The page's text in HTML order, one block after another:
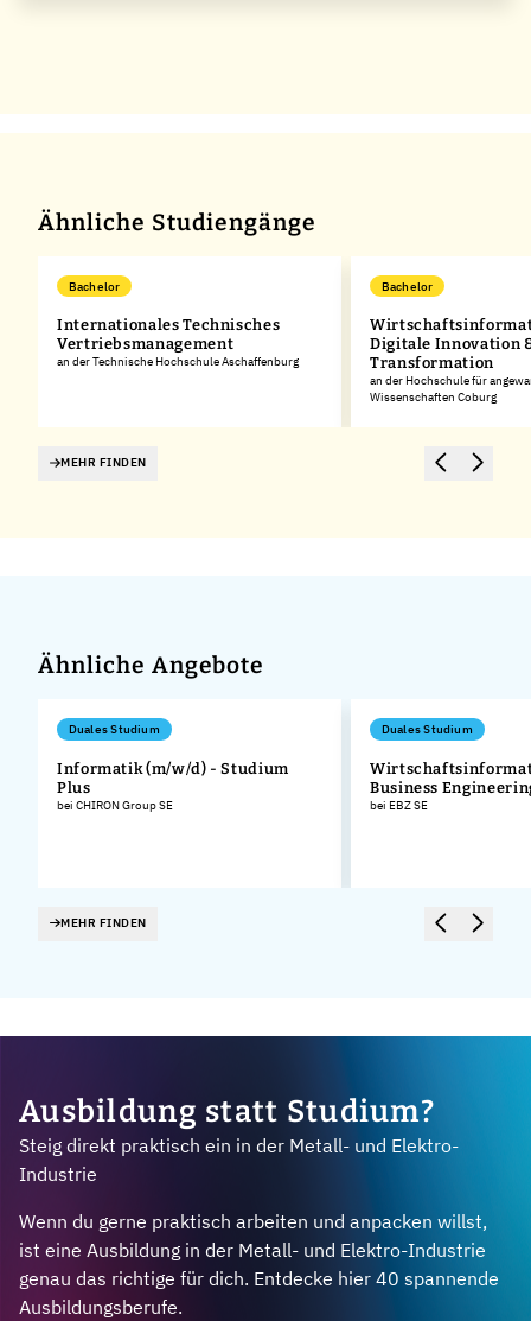
Ähnliche Studiengänge
Bachelor
Internationales Technisches
Vertriebsmanagement
an der Technische Hochschule Aschaffenburg
Bachelor
Digitale Innovation
Transformation
an der Hochschule für
Wissenschaften Coburg
MEHR FINDEN
Ähnliche Angebote
Duales Studium
Informatik (m/w/d) - Studium
Plus
bei CHIRON Group SE
Duales Studium
Business
bei EBZ SE
MEHR FINDEN
Ausbildung statt Studium?
Steig direkt praktisch ein in der Metall- und Elektro-
Industrie
Wenn du gerne praktisch arbeiten und anpacken willst,
ist eine Ausbildung in der Metall- und Elektro-Industrie
genau das richtige für dich. Entdecke hier 40 spannende
Ausbildungsberufe.